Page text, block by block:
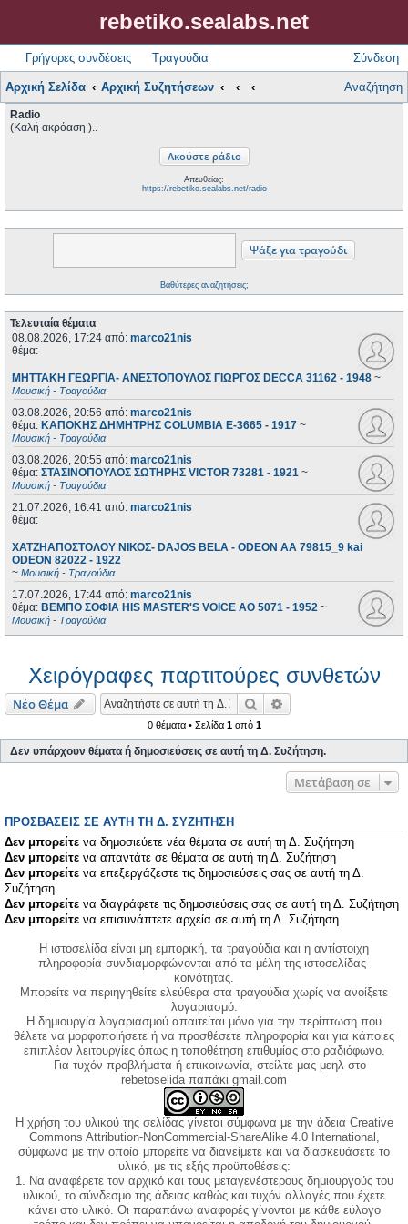
rebetiko.sealabs.net
Γρήγορες συνδέσεις Τραγούδια Σύνδεση
Αρχική Σελίδα Αρχική Συζητήσεων Αναζήτηση
Radio
(Καλή ακρόαση )..
Απευθείας:
https://rebetiko.sealabs.net/radio
Βαθύτερες αναζητήσεις;
Τελευταία θέματα
08.08.2026, 17:24 από: marco21nis
θέμα:
ΜΗΤΤΑΚΗ ΓΕΩΡΓΙΑ- ΑΝΕΣΤΟΠΟΥΛΟΣ ΓΙΩΡΓΟΣ DECCA 31162 - 1948 ~
Μουσική - Τραγούδια
03.08.2026, 20:56 από: marco21nis
θέμα: ΚΑΠΟΚΗΣ ΔΗΜΗΤΡΗΣ COLUMBIA E-3665 - 1917 ~
Μουσική - Τραγούδια
03.08.2026, 20:55 από: marco21nis
θέμα: ΣΤΑΣΙΝΟΠΟΥΛΟΣ ΣΩΤΗΡΗΣ VICTOR 73281 - 1921 ~
Μουσική - Τραγούδια
21.07.2026, 16:41 από: marco21nis
θέμα:
ΧΑΤΖΗΑΠΟΣΤΟΛΟΥ ΝΙΚΟΣ- DAJOS BELA - ODEON AA 79815_9 kai
ODEON 82022 - 1922
~ Μουσική - Τραγούδια
17.07.2026, 17:44 από: marco21nis
θέμα: ΒΕΜΠΟ ΣΟΦΙΑ HIS MASTER'S VOICE AO 5071 - 1952 ~
Μουσική - Τραγούδια
Χειρόγραφες παρτιτούρες συνθετών
Νέο Θέμα Αναζήτηση
0 θέματα • Σελίδα 1από 1
Δεν υπάρχουν θέματα ή δημοσιεύσεις σε αυτή τη Δ. Συζήτηση.
Μετάβαση σε
ΠΡΟΣΒΆΣΕΙΣ ΣΕ ΑΥΤΉ ΤΗ Δ. ΣΥΖΉΤΗΣΗ
Δεν μπορείτε να δημοσιεύετε νέα θέματα σε αυτή τη Δ. Συζήτηση
Δεν μπορείτε να απαντάτε σε θέματα σε αυτή τη Δ. Συζήτηση
Δεν μπορείτε να επεξεργάζεστε τις δημοσιεύσεις σας σε αυτή τη Δ.
Συζήτηση
Δεν μπορείτε να διαγράφετε τις δημοσιεύσεις σας σε αυτή τη Δ. Συζήτηση
Δεν μπορείτε να επισυνάπτετε αρχεία σε αυτή τη Δ. Συζήτηση
Η ιστοσελίδα είναι μη εμπορική, τα τραγούδια και η αντίστοιχη
πληροφορία συνδιαμορφώνονται από τα μέλη της ιστοσελίδας-
κοινότητας.
Μπορείτε να περιηγηθείτε ελεύθερα στα τραγούδια χωρίς να ανοίξετε
λογαριασμό.
Η δημιουργία λογαριασμού απαιτείται μόνο για την περίπτωση που
θέλετε να μορφοποιήσετε ή να προσθέσετε πληροφορία και για κάποιες
επιπλέον λειτουργίες όπως η τοποθέτηση επιθυμίας στο ραδιόφωνο.
Για τυχόν προβλήματα ή επικοινωνία, στείλτε μας μεηλ στο
rebetoselida παπάκι gmail.com
Η χρήση του υλικού της σελίδας γίνεται σύμφωνα με την άδεια Creative
Commons Attribution-NonCommercial-ShareAlike 4.0 International,
σύμφωνα με την οποία μπορείτε να διανείμετε και να διασκευάσετε το
υλικό, με τις εξής προϋποθέσεις:
1. Να αναφέρετε τον αρχικό και τους μεταγενέστερους δημιουργούς του
υλικού, το σύνδεσμο της άδειας καθώς και τυχόν αλλαγές που έχετε
κάνει στο υλικό. Οι παραπάνω αναφορές γίνονται με κάθε εύλογο